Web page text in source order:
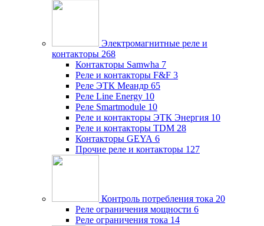
Электромагнитные реле и
контакторы 268
Контакторы Samwha 7
Реле и контакторы F&F 3
Реле ЭТК Меандр 65
Реле Line Energy 10
Реле Smartmodule 10
Реле и контакторы ЭТК Энергия 10
Реле и контакторы TDM 28
Контакторы GEYA 6
Прочие реле и контакторы 127
Контроль потребления тока 20
Реле ограничения мощности 6
Реле ограничения тока 14